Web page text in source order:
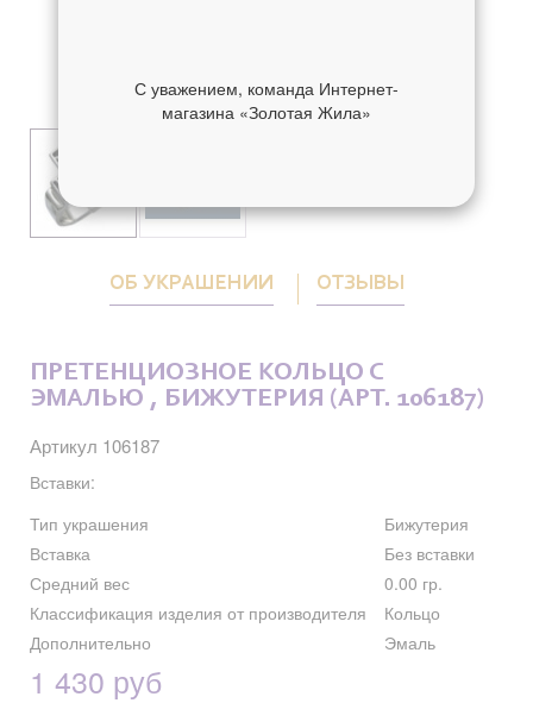
ОБ УКРАШЕНИИ ОТЗЫВЫ
ПРЕТЕНЦИОЗНОЕ КОЛЬЦО С
ЭМАЛЬЮ , БИЖУТЕРИЯ (АРТ. 106187)
Артикул 106187
Вставки:
Тип украшения
Бижутерия
Вставка
Без вставки
Средний вес
0.00 гр.
Классификация изделия от производителя
Кольцо
Дополнительно
Эмаль
1 430 руб
С уважением, команда Интернет-
магазина «Золотая Жила»